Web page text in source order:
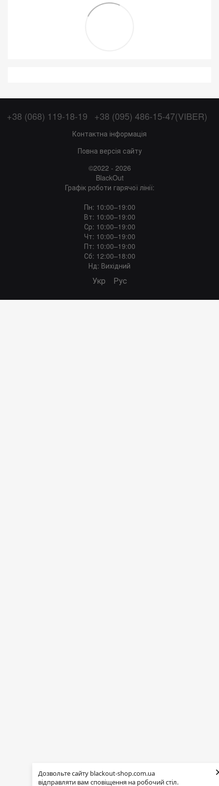
Дозвольте сайту blackout-shop.com.ua
відправляти вам сповіщення на робочий стіл.
+38 (068) 119-18-19 +38 (095) 486-15-47(VIBER)
Контактна інформація
Повна версія сайту
©2022 - 2026
BlackOut
Графік роботи гарячої лінії:
Пн: 10:00–19:00
Вт: 10:00–19:00
Ср: 10:00–19:00
Чт: 10:00–19:00
Пт: 10:00–19:00
Сб: 12:00–18:00
Нд: Вихідний
Укр Рус